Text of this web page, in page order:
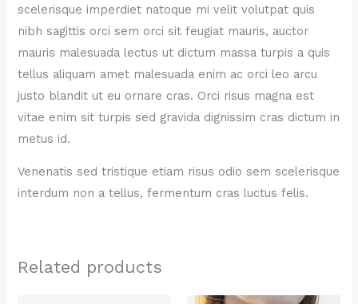
scelerisque imperdiet natoque mi velit volutpat quis
nibh sagittis orci sem orci sit feugiat mauris, auctor
mauris malesuada lectus ut dictum massa turpis a quis
tellus aliquam amet malesuada enim ac orci leo arcu
justo blandit ut eu ornare cras. Orci risus magna est
vitae enim sit turpis sed gravida dignissim cras dictum in
metus id.
Venenatis sed tristique etiam risus odio sem scelerisque
interdum non a tellus, fermentum cras luctus felis.
Related products